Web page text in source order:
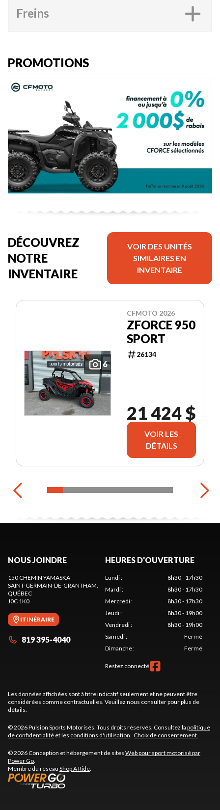
Freins
PROMOTIONS
DÉCOUVREZ
NOTRE
INVENTAIRE
VOIR DES UNITÉS
SIMILAIRES EN
INVENTAIRE
6
CFMOTO 2026
ZFORCE 950
SPORT
26134
21 424 $
VOIR LES
DÉTAILS
NOUS JOINDRE
150 CHEMIN YAMASKA
SAINT-GERMAIN-DE-GRANTHAM,
QUÉBEC
J0C 1K0
ITINÉRAIRE
819 395-4040
HEURES D'OUVERTURE
Lundi:
8h30 - 17h30
Mardi:
8h30 - 17h30
Mercredi:
8h30 - 17h30
Jeudi:
8h30 - 19h00
Vendredi:
8h30 - 19h00
Samedi:
Fermé
Dimanche: Fermé
Restez connecté
Les données affichées sont à titre indicatif seulement et ne peuvent être
considérées comme contractuelles. Veuillez nous consulter pour plus de
détails.
© 2026 Pulsion Sports Motorisés. Tous droits réservés. Consultez la politique
de confidentialité et les conditions d'utilisation. Choix de consentement.
© 2026 Conception et hébergement de sites Web pour sport motorisé par
Power Go.
Membre du réseau Shop A Ride.